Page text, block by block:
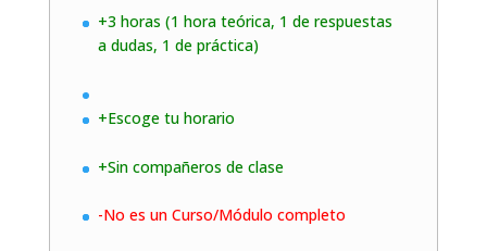
+3 horas (1 hora teórica, 1 de respuestas
a dudas, 1 de práctica)
+Escoge tu horario
+Sin compañeros de clase
-No es un Curso/Módulo completo